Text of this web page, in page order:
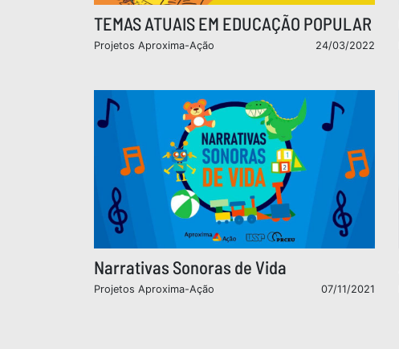
TEMAS ATUAIS EM EDUCAÇÃO POPULAR
24/03/2022
Projetos Aproxima-Ação
Narrativas Sonoras de Vida
07/11/2021
Projetos Aproxima-Ação